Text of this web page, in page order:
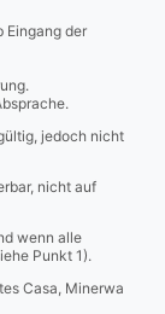
Eingang der
jedoch nicht
nicht auf
wenn alle
Punkt 1).
Casa, Minerwa